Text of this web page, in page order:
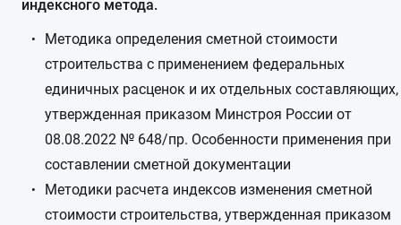
индексного метода.
Методика определения сметной стоимости
строительства с применением федеральных
единичных расценок и их отдельных составляющих,
утвержденная приказом Минстроя России от
08.08.2022 № 648/пр. Особенности применения при
составлении сметной документации
Методики расчета индексов изменения сметной
стоимости строительства, утвержденная приказом